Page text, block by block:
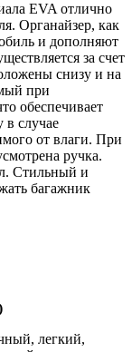
EVA отлично
Органайзер, как
и дополняют
за счет
снизу и на
при
обеспечивает
в случае
от влаги. При
ручка.
Стильный и
багажник
легкий,